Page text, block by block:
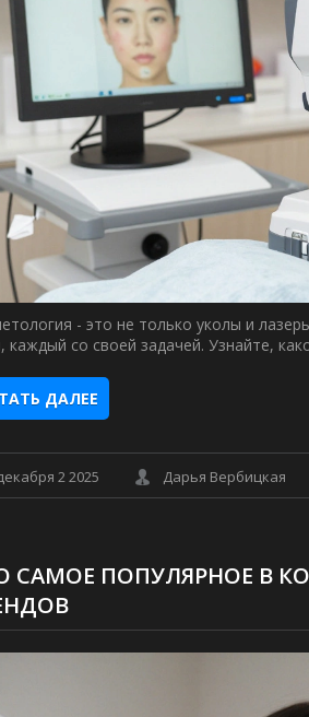
- это не только уколы и
каждый со своей задачей. Узнайте,
ДАЛЕЕ
2 2025 Дарья Вербицкая
САМОЕ ПОПУЛЯРНОЕ В